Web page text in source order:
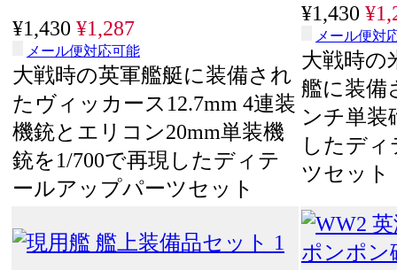
¥1,430 ¥1,287
メール便対応可能
大戦時の英軍艦艇に装備され
たヴィッカース12.7mm 4連装
機銃とエリコン20mm単装機
銃を1/700で再現したディテ
ールアップパーツセット
¥1,430
メール便対
大戦時の
艦に装備
ンチ単装
したデ
ツセット